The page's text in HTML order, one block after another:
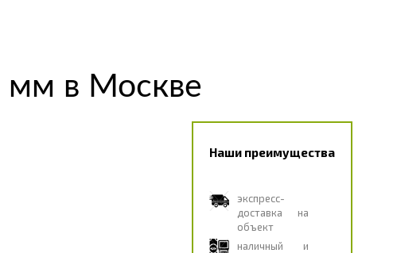
мм в Москве
Наши преимущества
экспресс-
доставка на
объект
наличный и